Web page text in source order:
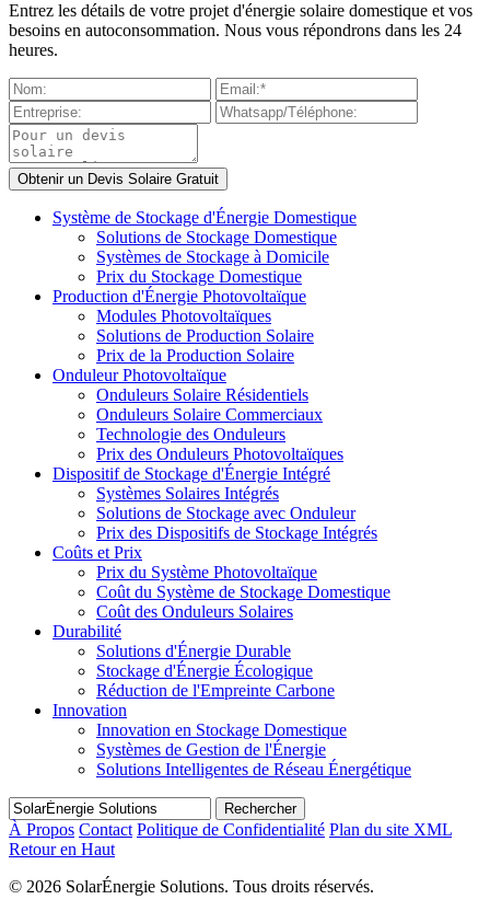
Entrez les détails de votre projet d'énergie solaire domestique et vos
besoins en autoconsommation. Nous vous répondrons dans les 24
heures.
Système de Stockage d'Énergie Domestique
Solutions de Stockage Domestique
Systèmes de Stockage à Domicile
Prix du Stockage Domestique
Production d'Énergie Photovoltaïque
Modules Photovoltaïques
Solutions de Production Solaire
Prix de la Production Solaire
Onduleur Photovoltaïque
Onduleurs Solaire Résidentiels
Onduleurs Solaire Commerciaux
Technologie des Onduleurs
Prix des Onduleurs Photovoltaïques
Dispositif de Stockage d'Énergie Intégré
Systèmes Solaires Intégrés
Solutions de Stockage avec Onduleur
Prix des Dispositifs de Stockage Intégrés
Coûts et Prix
Prix du Système Photovoltaïque
Coût du Système de Stockage Domestique
Coût des Onduleurs Solaires
Durabilité
Solutions d'Énergie Durable
Stockage d'Énergie Écologique
Réduction de l'Empreinte Carbone
Innovation
Innovation en Stockage Domestique
Systèmes de Gestion de l'Énergie
Solutions Intelligentes de Réseau Énergétique
Rechercher
À Propos Contact Politique de Confidentialité Plan du site XML
Retour en Haut
© 2026 SolarÉnergie Solutions. Tous droits réservés.